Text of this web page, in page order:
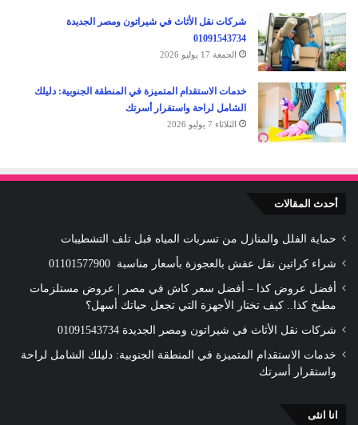
شركات نقل الأثاث في شيراتون ومصر الجديدة
01091543734
الجمعة 17 يوليو 2026
خدمات الاستقدام المتميزة في المنطقة الجنوبية: دليلك
الشامل لراحة واستقرار أسرتك
الثلاثاء 7 يوليو 2026
أحدث المقالات
حماية الفلل والمنازل من تسربات المياه قبل تلف التشطيبات
شراء كراتين نقل عفش بالعجوزة بأسعار مناسبة 01101577900
أفضل عروض كذا – أفضل سعر كاش في مصر | عروض مستلزمات
مطبخ كذا.. كيف تختار الأجهزة التي تجعل حياتك أسهل؟
شركات نقل الأثاث في شيراتون ومصر الجديدة 01091543734
خدمات الاستقدام المتميزة في المنطقة الجنوبية: دليلك الشامل لراحة
واستقرار أسرتك
انا انثى